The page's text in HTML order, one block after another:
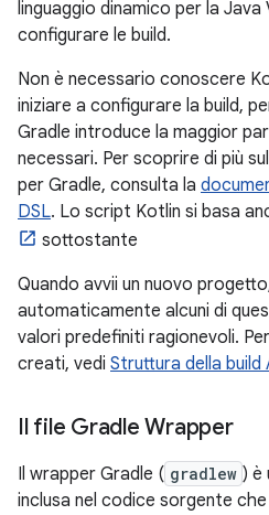
linguaggio dinamico per la
configurare le build.
Non è necessario conoscere
iniziare a configurare la build,
Gradle introduce la maggior
necessari. Per scoprire di più
per Gradle, consulta la
DSL. Lo script Kotlin si basa
sottostante
Quando avvii un nuovo
automaticamente alcuni di
valori predefiniti ragionevoli.
creati, vedi Struttura della build
Il file Gradle Wrapper
Il wrapper Gradle ( gradlew ) è
inclusa nel codice sorgente